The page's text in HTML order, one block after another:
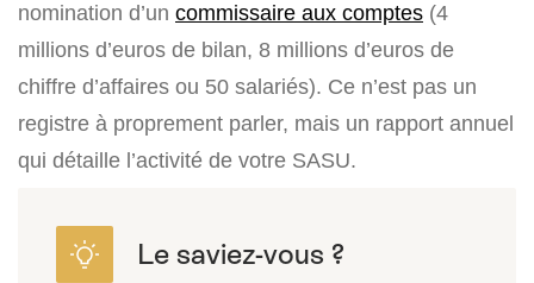
nomination d’un commissaire aux comptes (4
millions d’euros de bilan, 8 millions d’euros de
chiffre d’affaires ou 50 salariés). Ce n’est pas un
registre à proprement parler, mais un rapport annuel
qui détaille l’activité de votre SASU.